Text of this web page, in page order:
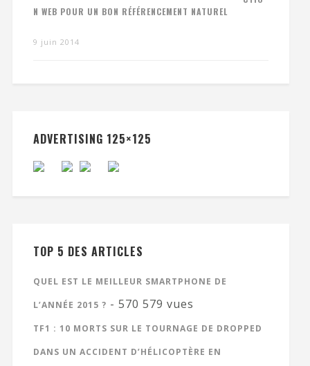
N WEB POUR UN BON RÉFÉRENCEMENT NATUREL
9 juin 2014
ADVERTISING 125×125
TOP 5 DES ARTICLES
QUEL EST LE MEILLEUR SMARTPHONE DE
L’ANNÉE 2015 ? - 570 579 vues
TF1 : 10 MORTS SUR LE TOURNAGE DE DROPPED
DANS UN ACCIDENT D’HÉLICOPTÈRE EN